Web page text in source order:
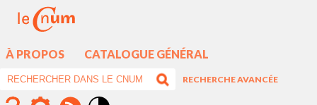
À PROPOS CATALOGUE GÉNÉRAL
RECHERCHE AVANCÉE